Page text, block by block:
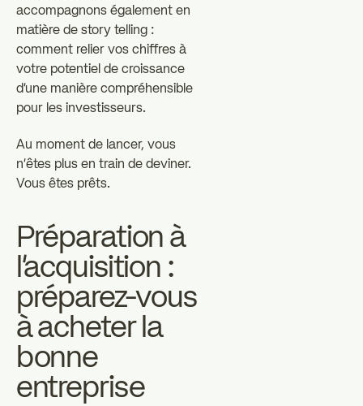
accompagnons également en
matière de story telling :
comment relier vos chiffres à
votre potentiel de croissance
d'une manière compréhensible
pour les investisseurs.
Au moment de lancer, vous
n'êtes plus en train de deviner.
Vous êtes prêts.
Préparation à
l'acquisition :
préparez-vous
à acheter la
bonne
entreprise